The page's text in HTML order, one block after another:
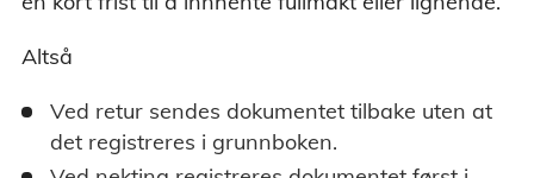
Altså
Ved retur sendes dokumentet tilbake uten at
det registreres i grunnboken.